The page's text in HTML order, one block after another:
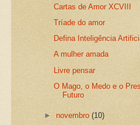
Cartas de Amor XCVIII
Tríade do amor
Defina Inteligência
A mulher amada
Livre pensar
O Mago, o Medo e o
Futuro
►novembro(10)